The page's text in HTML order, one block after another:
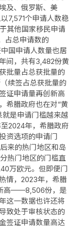
及、俄罗斯、美
7,571个申请人数稳
其他国家移民申请
占总申请数的
国申请人数量也居
间，共有3,482份黄
批量占总获批量的
续签占总获批量的
证申请量再创新高
希腊政府也在对“黄
是申请门槛越来越
2024年，希腊政府
资选项的申请门
来的热门地区和岛
热门地区的门槛直
万欧元。但即便门
情，2023年，希腊
高——8,506份，是
这一数据也许还将
致处于审核状态的
签证申请数量高达